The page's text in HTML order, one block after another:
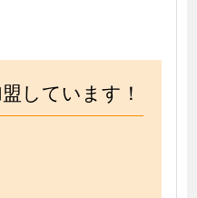
しています！